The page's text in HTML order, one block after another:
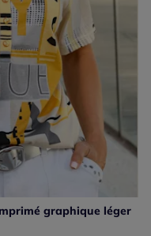
graphique léger